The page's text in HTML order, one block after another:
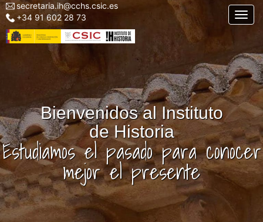
Pasar
al
contenido
Menu
top
left
secretaria.ih@cchs.csic.es
+34 91 602 28 73
Bienvenidos al Instituto
de Historia
Estudiamos el pasado para conocer
mejor el presente